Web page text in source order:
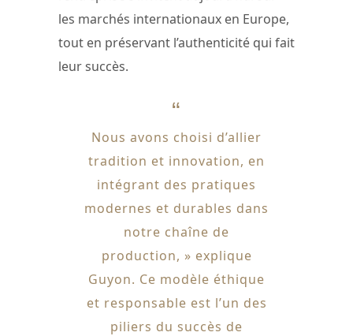
les marchés internationaux en Europe,
tout en préservant l’authenticité qui fait
leur succès.
Nous avons choisi d’allier
tradition et innovation, en
intégrant des pratiques
modernes et durables dans
notre chaîne de
production, » explique
Guyon. Ce modèle éthique
et responsable est l’un des
piliers du succès de